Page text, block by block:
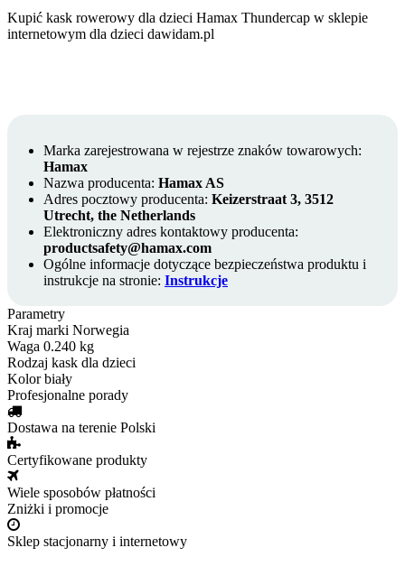
Kupić kask rowerowy dla dzieci Hamax Thundercap w sklepie
internetowym dla dzieci dawidam.pl
Marka zarejestrowana w rejestrze znaków towarowych:
Hamax
Nazwa producenta: Hamax AS
Adres pocztowy producenta: Keizerstraat 3, 3512
Utrecht, the Netherlands
Elektroniczny adres kontaktowy producenta:
productsafety@hamax.com
Ogólne informacje dotyczące bezpieczeństwa produktu i
instrukcje na stronie: Instrukcje
Parametry
Kraj marki Norwegia
Waga 0.240 kg
Rodzaj kask dla dzieci
Kolor biały
Profesjonalne porady
Dostawa na terenie Polski
Certyfikowane produkty
Wiele sposobów płatności
Zniżki i promocje
Sklep stacjonarny i internetowy